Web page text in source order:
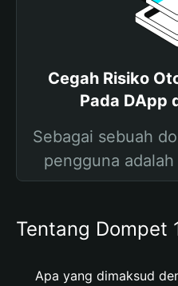
Cegah Risiko
Pada DApp
Sebagai sebuah
pengguna
Tentang Dompet
Apa yang dimaksud